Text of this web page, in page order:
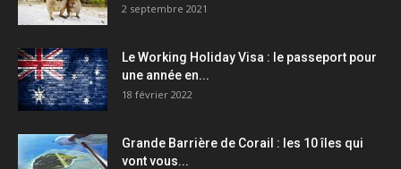
2 septembre 2021
Le Working Holiday Visa : le passeport pour
une année en...
18 février 2022
Grande Barrière de Corail : les 10 îles qui
vont vous...